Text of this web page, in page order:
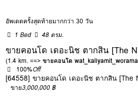
อัพเดตครั้งสุดท้ายมากกว่า 30 วัน
1 Bed
48 ตรม.
ขายคอนโด เดอะนิช ตากสิน [The
(1.4 km. ==>ขายคอนโด
100%Off
[64558] ขายคอนโด เดอะนิช ตากสิน [The
ขาย3,000,000 ฿